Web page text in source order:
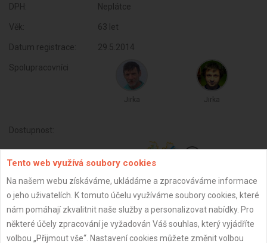
DPH: Neplátce
Věk: 63 let
Datum registrace: 29.5.2014
Spolupracovníci
Jirka Jirka
Dostupnost:
Tento web využívá soubory cookies
Na našem webu získáváme, ukládáme a zpracováváme informace
o jeho uživatelích. K tomuto účelu využíváme soubory cookies, které
nám pomáhají zkvalitnit naše služby a personalizovat nabídky. Pro
některé účely zpracování je vyžadován Váš souhlas, který vyjádříte
volbou „Přijmout vše“. Nastavení cookies můžete změnit volbou